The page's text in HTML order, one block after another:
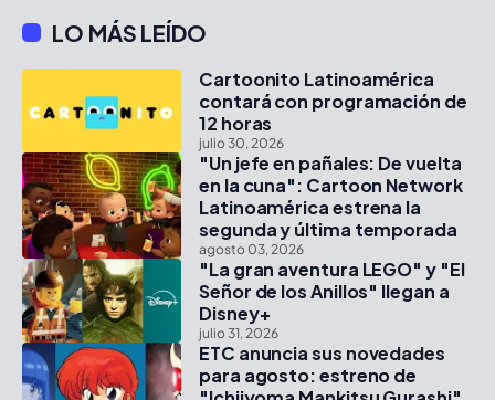
LO MÁS LEÍDO
Cartoonito Latinoamérica
contará con programación de
12 horas
julio 30, 2026
"Un jefe en pañales: De vuelta
en la cuna": Cartoon Network
Latinoamérica estrena la
segunda y última temporada
agosto 03, 2026
"La gran aventura LEGO" y "El
Señor de los Anillos" llegan a
Disney+
julio 31, 2026
ETC anuncia sus novedades
para agosto: estreno de